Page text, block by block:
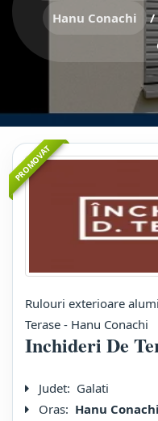
Hanu Conachi /
PROMOVAT
Rulouri exterioare
Terase - Hanu Conachi
Inchideri De
Judet: Galati
Oras: Hanu Conachi